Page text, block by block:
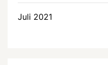
Juli 2021